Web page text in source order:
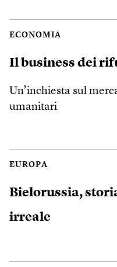
ECONOMIA
Il business dei
Un’inchiesta sul
umanitari
EUROPA
Bielorussia,
irreale